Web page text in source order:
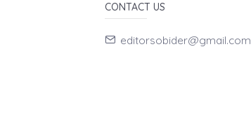
CONTACT US
editorsobider@gmail.com